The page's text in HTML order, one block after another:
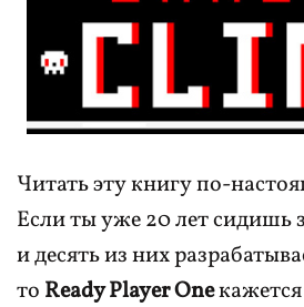
Читать эту книгу по-
Если ты уже 20 лет сидишь
и десять из них
то Ready Player One